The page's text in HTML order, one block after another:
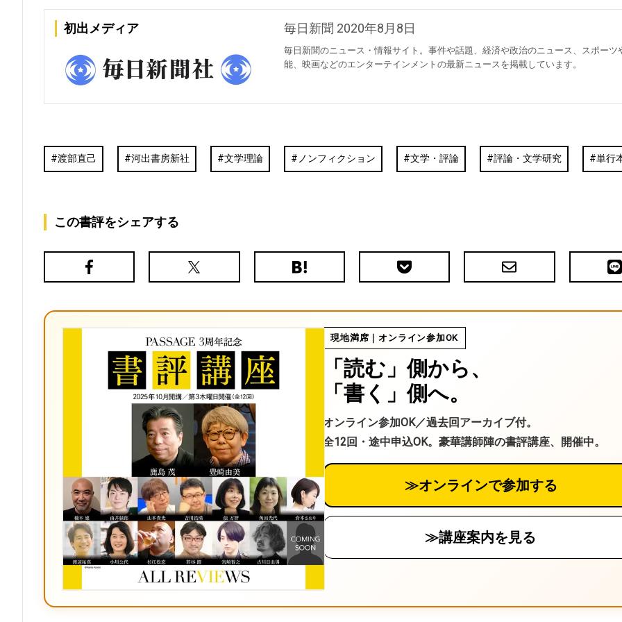
初出メディア 毎日新聞 2020年8月8日
毎日新聞のニュース・情報サイト。事件や話題、経済や政治のニュース、スポーツ
能、映画などのエンターテインメントの最新ニュースを掲載しています。
渡部直己 河出書房新社 文学理論 ノンフィクション 文学・評論 評論・文学研究 単行
この書評をシェアする
Facebook
X（旧
は
Pocket
メ
現地満席｜オンライン参加OK
「読む」側から、
「書く」側へ。
オンライン参加OK／過去回アーカイブ付。
全12回・途中申込OK。豪華講師陣の書評講座、開催中。
≫オンラインで参加する
≫講座案内を見る